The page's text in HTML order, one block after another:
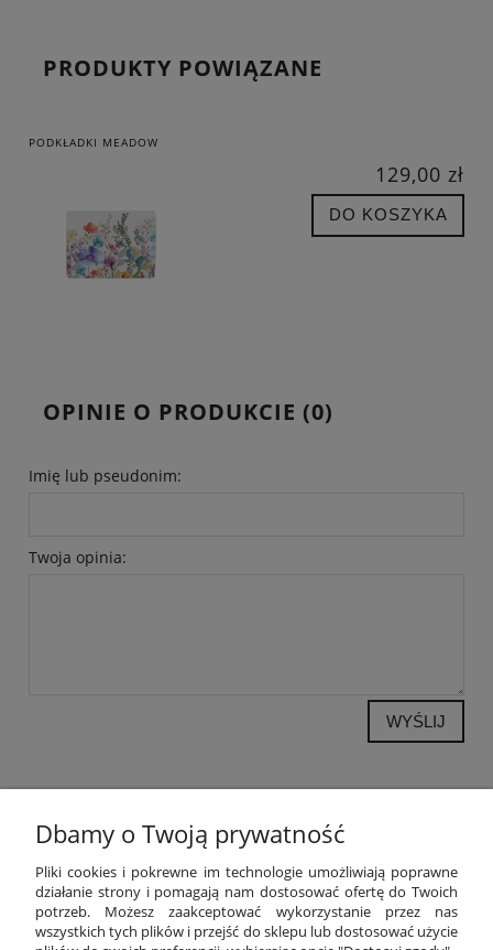
PRODUKTY POWIĄZANE
PODKŁADKI MEADOW
129,00 zł
DO KOSZYKA
OPINIE O PRODUKCIE (0)
Imię lub pseudonim:
Twoja opinia:
WYŚLIJ
POMOC
MOJE KONTO
Dbamy o Twoją prywatność
Pliki cookies i pokrewne im technologie umożliwiają poprawne
działanie strony i pomagają nam dostosować ofertę do Twoich
potrzeb. Możesz zaakceptować wykorzystanie przez nas
wszystkich tych plików i przejść do sklepu lub dostosować użycie